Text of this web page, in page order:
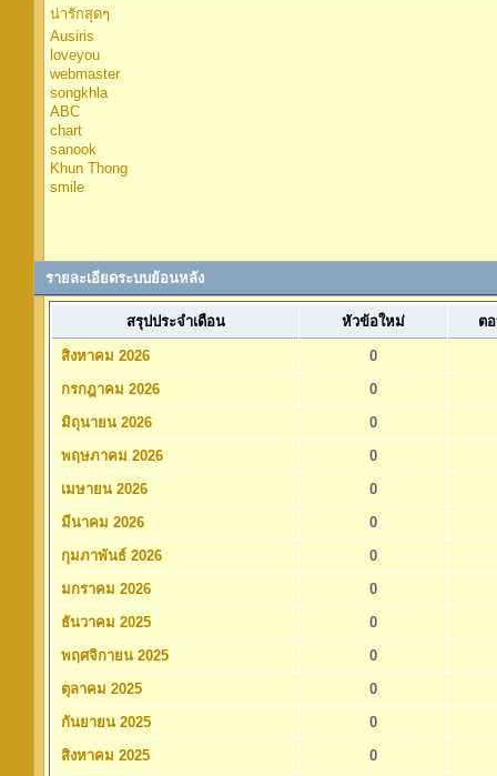
น่ารักสุดๆ
Ausiris
loveyou
webmaster
songkhla
ABC
chart
sanook
Khun Thong
smile
รายละเอียดระบบย้อนหลัง
สรุปประจำเดือน หัวข้อใหม่ ต
สิงหาคม 2026
0
กรกฎาคม 2026
0
มิถุนายน 2026
0
พฤษภาคม 2026
0
เมษายน 2026
0
มีนาคม 2026
0
กุมภาพันธ์ 2026
0
มกราคม 2026
0
ธันวาคม 2025
0
พฤศจิกายน 2025
0
ตุลาคม 2025
0
กันยายน 2025
0
สิงหาคม 2025
0